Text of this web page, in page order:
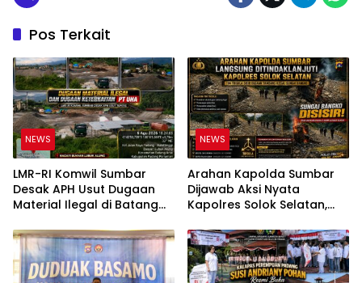
Pos Terkait
NEWS
LMR-RI Komwil Sumbar
Desak APH Usut Dugaan
Material Ilegal di Batang
PT UHA Diminta Diselidiki
Tuntas
NEWS
Arahan Kapolda Sumbar
Dijawab Aksi Nyata
Kapolres Solok Selatan,
Bukan Sekadar Slogan